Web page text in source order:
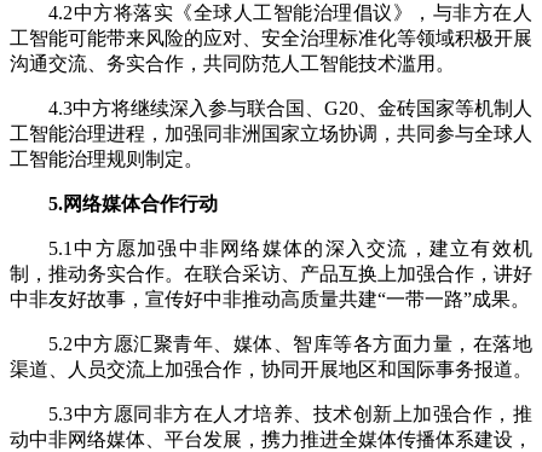
4.2中方将落实《全球人工智能治理倡议》，与非方在人
工智能可能带来风险的应对、安全治理标准化等领域积极开展
沟通交流、务实合作，共同防范人工智能技术滥用。
4.3中方将继续深入参与联合国、G20、金砖国家等机制人
工智能治理进程，加强同非洲国家立场协调，共同参与全球人
工智能治理规则制定。
5.网络媒体合作行动
5.1中方愿加强中非网络媒体的深入交流，建立有效机
制，推动务实合作。在联合采访、产品互换上加强合作，讲好
中非友好故事，宣传好中非推动高质量共建“一带一路”成果。
5.2中方愿汇聚青年、媒体、智库等各方面力量，在落地
渠道、人员交流上加强合作，协同开展地区和国际事务报道。
5.3中方愿同非方在人才培养、技术创新上加强合作，推
动中非网络媒体、平台发展，携力推进全媒体传播体系建设，